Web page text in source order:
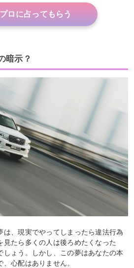
ロに占ってもらう
暗示？
は、現実でやってしまったら違法行為
見たら多くの人は後ろめたくなった
しょう。しかし、この夢はあなたの本
心配はありません。